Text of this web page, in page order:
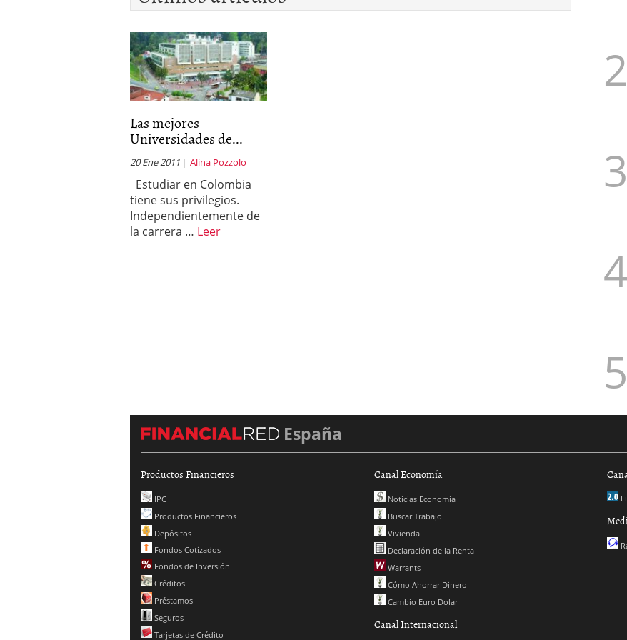
Las mejores
Universidades de...
20 Ene 2011 Alina Pozzolo
Estudiar en Colombia
tiene sus privilegios.
Independientemente de
la carrera … Leer
España
Productos Financieros
IPC
Productos Financieros
Depósitos
Fondos Cotizados
Fondos de Inversión
Créditos
Préstamos
Seguros
Tarjetas de Crédito
Canal Economía
Noticias Economía
Buscar Trabajo
Vivienda
Declaración de la Renta
Warrants
Cómo Ahorrar Dinero
Cambio Euro Dolar
Canal Internacional